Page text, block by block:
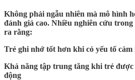
Không phải ngẫu nhiên mà mô hình
đánh giá cao. Nhiều nghiên cứu
ra rằng:
Trẻ ghi nhớ tốt hơn khi có yếu tố
Khả năng tập trung tăng khi trẻ
động